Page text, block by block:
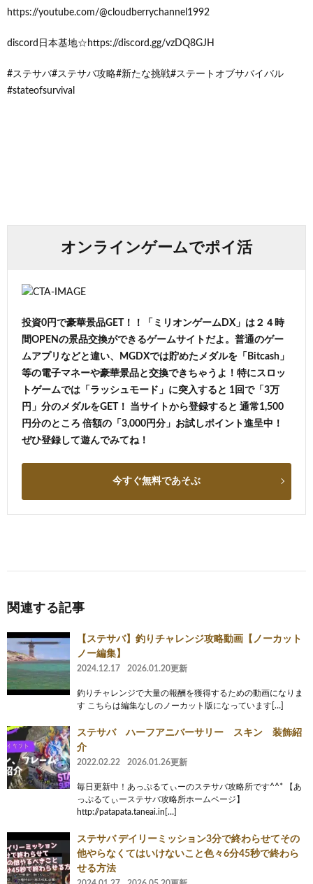
https://youtube.com/@cloudberrychannel1992
discord日本基地☆https://discord.gg/vzDQ8GJH
#ステサバ#ステサバ攻略#新たな挑戦#ステートオブサバイバル
#stateofsurvival
オンラインゲームでポイ活
投資0円で豪華景品GET！！「ミリオンゲームDX」は２４時
間OPENの景品交換ができるゲームサイトだよ。普通のゲー
ムアプリなどと違い、MGDXでは貯めたメダルを「Bitcash」
等の電子マネーや豪華景品と交換できちゃうよ！特にスロッ
トゲームでは「ラッシュモード」に突入すると 1回で「3万
円」分のメダルをGET！ 当サイトから登録すると 通常1,500
円分のところ 倍額の「3,000円分」お試しポイント進呈中！
ぜひ登録して遊んでみてね！
今すぐ無料であそぶ
関連する記事
【ステサバ】釣りチャレンジ攻略動画【ノーカット
ノー編集】
2024.12.17 2026.01.20更新
釣りチャレンジで大量の報酬を獲得するための動画になりま
す こちらは編集なしのノーカット版になっています[…]
ステサバ ハーフアニバーサリー スキン 装飾紹
介
2022.02.22 2026.01.26更新
毎日更新中！あっぷるてぃーのステサバ攻略所です^^* 【あ
っぷるてぃーステサバ攻略所ホームページ】
http://patapata.taneai.in[…]
ステサバ デイリーミッション3分で終わらせてその
他やらなくてはいけないこと色々6分45秒で終わら
せる方法